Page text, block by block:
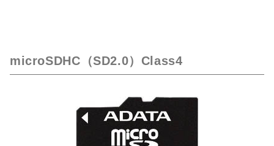
microSDHC（SD2.0）Class4